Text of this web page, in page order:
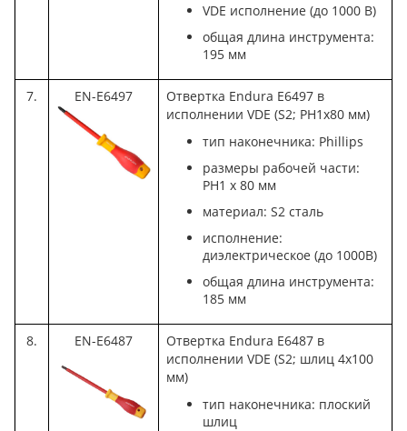
VDE исполнение (до 1000 В)
общая длина инструмента:
195 мм
7. EN-E6497
Отвертка Endura E6497 в
исполнении VDE (S2; PH1х80 мм)
тип наконечника: Phillips
размеры рабочей части:
PH1 x 80 мм
материал: S2 сталь
исполнение:
диэлектрическое (до 1000В)
общая длина инструмента:
185 мм
8. EN-E6487
Отвертка Endura E6487 в
исполнении VDE (S2; шлиц 4x100
мм)
тип наконечника: плоский
шлиц